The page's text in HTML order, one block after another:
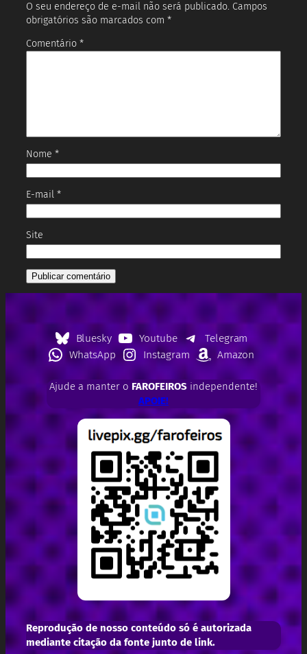
O seu endereço de e-mail não será publicado. Campos
obrigatórios são marcados com *
Comentário *
Nome *
E-mail *
Site
Bluesky Youtube
Telegram
WhatsApp
Instagram Amazon
Ajude a manter o FAROFEIROSindependente!
APOIE!
Reprodução de nosso conteúdo só é autorizada
mediante citação da fonte junto de link.